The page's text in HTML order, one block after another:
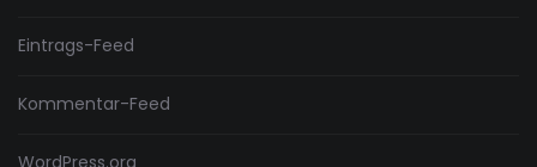
Eintrags-Feed
Kommentar-Feed
WordPress.org